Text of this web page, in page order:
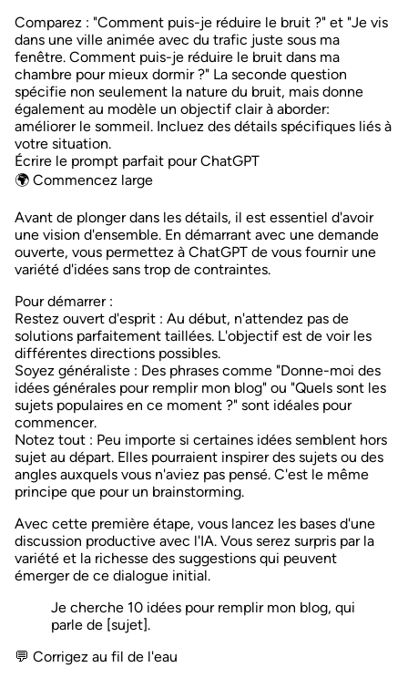
Comparez : "Comment puis-je réduire le bruit ?" et "Je vis
dans une ville animée avec du trafic juste sous ma
fenêtre. Comment puis-je réduire le bruit dans ma
chambre pour mieux dormir ?" La seconde question
spécifie non seulement la nature du bruit, mais donne
également au modèle un objectif clair à aborder:
améliorer le sommeil. Incluez des détails spécifiques liés à
votre situation.
Écrire le prompt parfait pour ChatGPT
🌍 Commencez large
Avant de plonger dans les détails, il est essentiel d'avoir
une vision d'ensemble. En démarrant avec une demande
ouverte, vous permettez à ChatGPT de vous fournir une
variété d'idées sans trop de contraintes.
Pour démarrer :
Restez ouvert d'esprit : Au début, n'attendez pas de
solutions parfaitement taillées. L'objectif est de voir les
différentes directions possibles.
Soyez généraliste : Des phrases comme "Donne-moi des
idées générales pour remplir mon blog" ou "Quels sont les
sujets populaires en ce moment ?" sont idéales pour
commencer.
Notez tout : Peu importe si certaines idées semblent hors
sujet au départ. Elles pourraient inspirer des sujets ou des
angles auxquels vous n'aviez pas pensé. C'est le même
principe que pour un brainstorming.
Avec cette première étape, vous lancez les bases d'une
discussion productive avec l'IA. Vous serez surpris par la
variété et la richesse des suggestions qui peuvent
émerger de ce dialogue initial.
Je cherche 10 idées pour remplir mon blog, qui
parle de [sujet].
💬 Corrigez au fil de l'eau